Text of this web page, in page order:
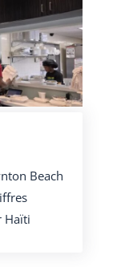
Beach
Haïti